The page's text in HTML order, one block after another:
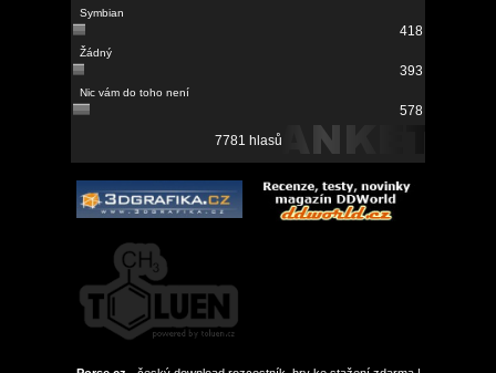
418
393
578
7781 hlasů